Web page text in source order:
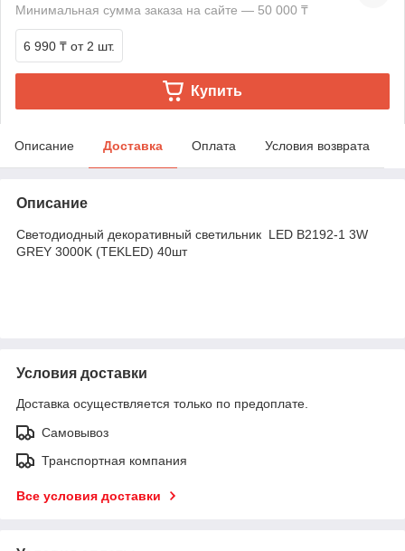
Минимальная сумма заказа на сайте — 50 000 ₸
6 990 ₸ от 2 шт.
Купить
Описание Доставка Оплата Условия возврата
Описание
Светодиодный декоративный светильник LED B2192-1 3W
GREY 3000K (TEKLED) 40шт
Условия доставки
Доставка осуществляется только по предоплате.
Самовывоз
Транспортная компания
Все условия доставки